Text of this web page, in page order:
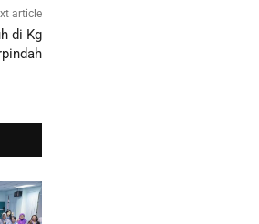
article
di Kg